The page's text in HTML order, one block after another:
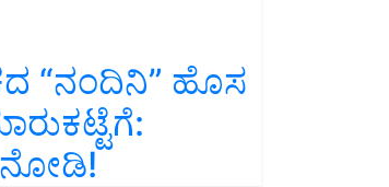
“ನಂದಿನಿ” ಹೊಸ
ನೋಡಿ!